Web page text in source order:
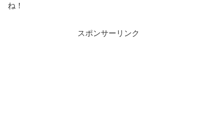
ね！
スポンサーリンク